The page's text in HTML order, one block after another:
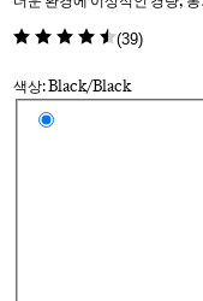
(39)
색상: Black/Black
Select a colour